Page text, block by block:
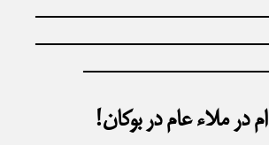
در ملاء عام در بوکان!